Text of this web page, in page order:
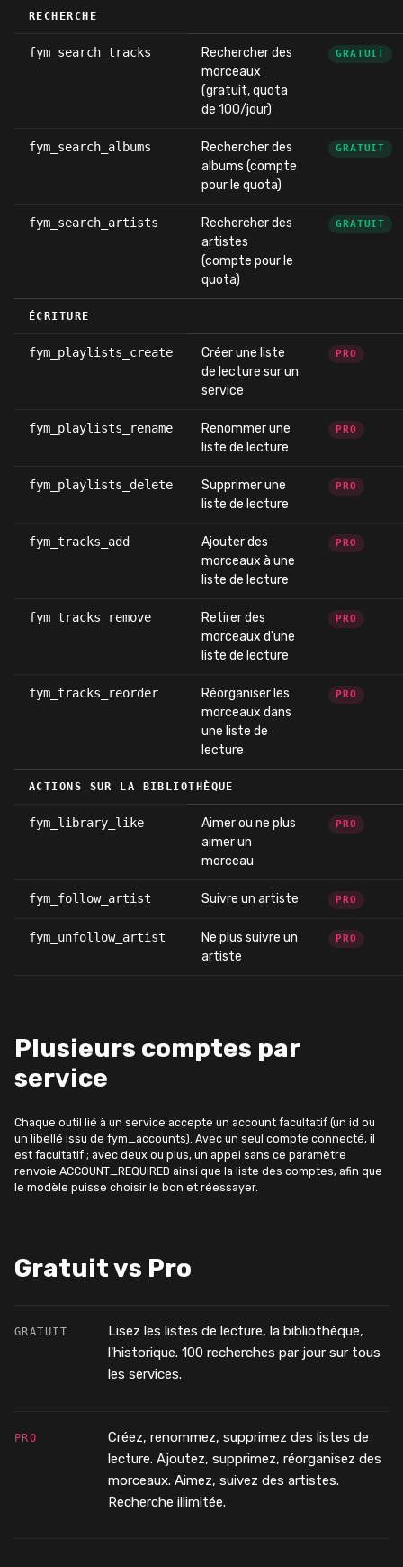
RECHERCHE
fym_search_tracks
Rechercher des
morceaux
(gratuit, quota
de 100/jour)
GRATUIT
fym_search_albums
Rechercher des
albums (compte
pour le quota)
GRATUIT
fym_search_artists
Rechercher des
artistes
(compte pour le
quota)
GRATUIT
ÉCRITURE
fym_playlists_create
Créer une liste
de lecture sur un
service
PRO
fym_playlists_rename
Renommer une
liste de lecture
PRO
fym_playlists_delete
Supprimer une
liste de lecture
PRO
fym_tracks_add
Ajouter des
morceaux à une
liste de lecture
PRO
fym_tracks_remove
Retirer des
morceaux d'une
liste de lecture
PRO
fym_tracks_reorder
Réorganiser les
morceaux dans
une liste de
lecture
PRO
ACTIONS SUR LA BIBLIOTHÈQUE
fym_library_like
Aimer ou ne plus
aimer un
morceau
PRO
fym_follow_artist Suivre un artiste PRO
fym_unfollow_artist
Ne plus suivre un
artiste
PRO
Plusieurs comptes par
service
Chaque outil lié à un service accepte un account facultatif (un id ou
un libellé issu de fym_accounts). Avec un seul compte connecté, il
est facultatif ; avec deux ou plus, un appel sans ce paramètre
renvoie ACCOUNT_REQUIRED ainsi que la liste des comptes, afin que
le modèle puisse choisir le bon et réessayer.
Gratuit vs Pro
GRATUIT
Lisez les listes de lecture, la bibliothèque,
l'historique. 100 recherches par jour sur tous
les services.
PRO
Créez, renommez, supprimez des listes de
lecture. Ajoutez, supprimez, réorganisez des
morceaux. Aimez, suivez des artistes.
Recherche illimitée.